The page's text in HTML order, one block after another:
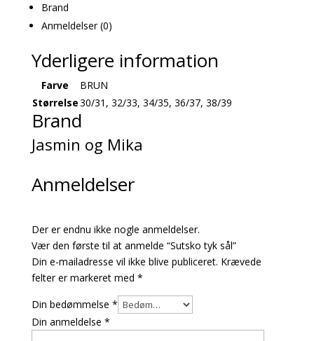
Brand
Anmeldelser (0)
Yderligere information
Farve
BRUN
Størrelse30/31, 32/33, 34/35, 36/37, 38/39
Brand
Jasmin og Mika
Anmeldelser
Der er endnu ikke nogle anmeldelser.
Vær den første til at anmelde “Sutsko tyk sål”
Din e-mailadresse vil ikke blive publiceret. Krævede
felter er markeret med *
Din bedømmelse *
Din anmeldelse *